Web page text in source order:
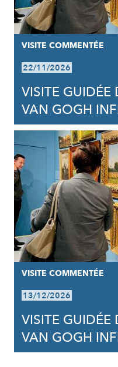
VISITE COMMENTÉE
22/11/2026
VISITE GUIDÉE
VAN GOGH
VISITE COMMENTÉE
13/12/2026
VISITE GUIDÉE
VAN GOGH